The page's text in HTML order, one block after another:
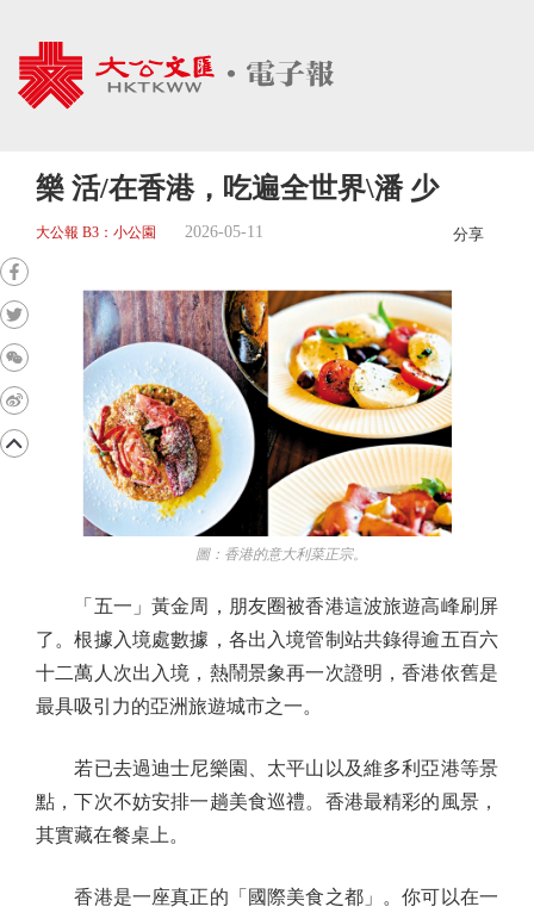
樂 活/在香港，吃遍全世界\潘 少
大公報 B3：小公園 2026-05-11 分享
圖：香港的意大利菜正宗。
「五一」黃金周，朋友圈被香港這波旅遊高峰刷屏
了。根據入境處數據，各出入境管制站共錄得逾五百六
十二萬人次出入境，熱鬧景象再一次證明，香港依舊是
最具吸引力的亞洲旅遊城市之一。
若已去過迪士尼樂園、太平山以及維多利亞港等景
點，下次不妨安排一趟美食巡禮。香港最精彩的風景，
其實藏在餐桌上。
香港是一座真正的「國際美食之都」。你可以在一